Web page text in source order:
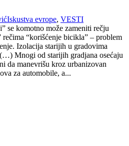
Iskustva evrope, VESTI
se komotno može zameniti rečju
rečima “korišćenje bicikla” – problem
Izolacija starijih u gradovima
Mnogi od starijih gradjana osećaju
da manevrišu kroz urbanizovan
za automobile, a...